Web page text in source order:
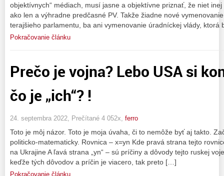
objektívnych“ médiach, musí jasne a objektívne priznať, že niet
ako len a výhradne predčasné PV. Takže žiadne nové
terajšieho parlamentu, ba ani vymenovanie úradníckej vlády,
Pokračovanie článku
Prečo je vojna? Lebo USA si
čo je „ich“? !
24. septembra 2022, Prečítané 4 052x, ferro
Toto je môj názor. Toto je moja úvaha, či to nemôže byť aj takto.
politicko-matematicky. Rovnica – x=yn Kde pravá strana tejto
na Ukrajine A ľavá strana „yn“ – sú príčiny a dôvody tejto ruskej
keďže tých dôvodov a príčin je viacero, tak preto […]
Pokračovanie článku